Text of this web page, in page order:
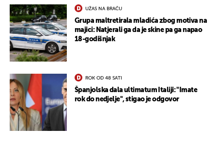
UŽAS NA BRAČU
Grupa maltretirala mladića zbog motiva na
majici: Natjerali ga da je skine pa ga napao
18-godišnjak
ROK OD 48 SATI
Španjolska dala ultimatum Italiji: "Imate
rok do nedjelje", stigao je odgovor